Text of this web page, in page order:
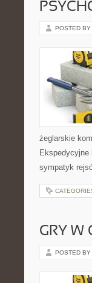
POSTED BY
żeglarskie
Ekspedycyjne
sympatyk
GRY W
POSTED BY